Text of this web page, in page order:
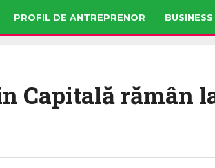
PROFIL DE ANTREPRENOR BUSINESS
Capitală rămân